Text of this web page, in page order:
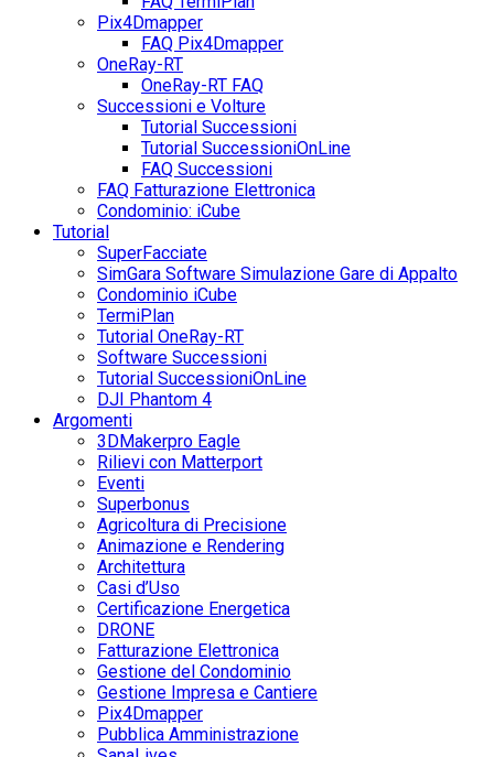
Pix4Dmapper
FAQ Pix4Dmapper
OneRay-RT
OneRay-RT FAQ
Successioni e Volture
Tutorial Successioni
Tutorial SuccessioniOnLine
FAQ Successioni
FAQ Fatturazione Elettronica
Condominio: iCube
Tutorial
SuperFacciate
SimGara Software Simulazione Gare di Appalto
Condominio iCube
TermiPlan
Tutorial OneRay-RT
Software Successioni
Tutorial SuccessioniOnLine
DJI Phantom 4
Argomenti
3DMakerpro Eagle
Rilievi con Matterport
Eventi
Superbonus
Agricoltura di Precisione
Animazione e Rendering
Architettura
Casi d’Uso
Certificazione Energetica
DRONE
Fatturazione Elettronica
Gestione del Condominio
Gestione Impresa e Cantiere
Pix4Dmapper
Pubblica Amministrazione